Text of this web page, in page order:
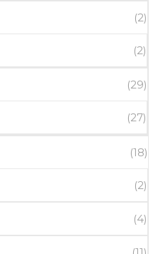
(2)
(2)
(29)
(27)
(18)
(2)
(4)